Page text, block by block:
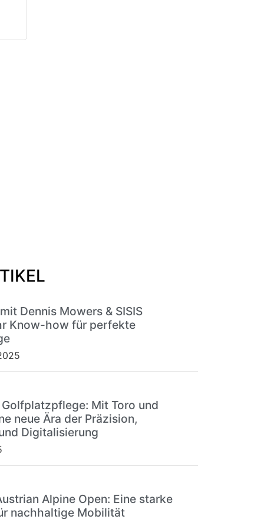
Dennis Mowers & SISIS
Know-how für perfekte
Mit Toro und
neue Ära der Präzision,
Digitalisierung
Alpine Open: Eine starke
nachhaltige Mobilität